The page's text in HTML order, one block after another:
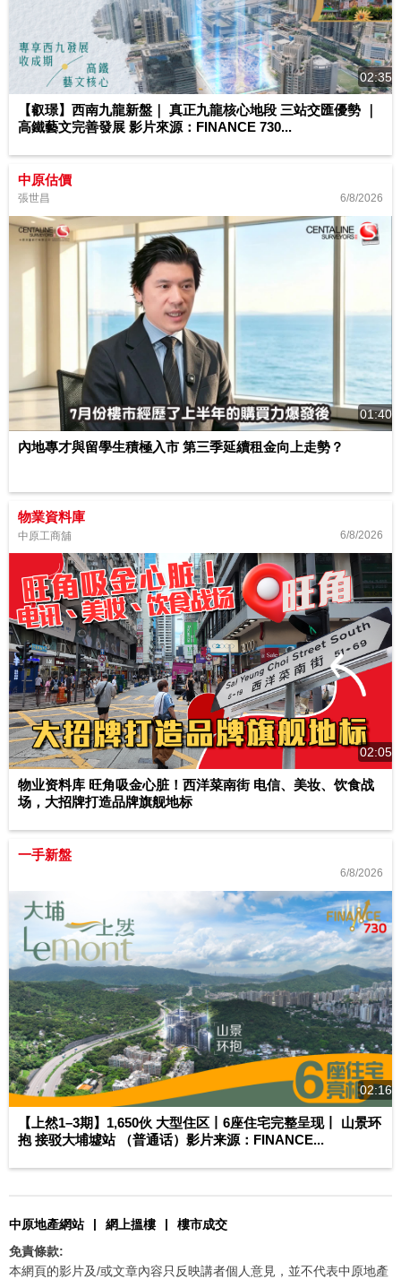
02:35
【叡璟】西南九龍新盤｜ 真正九龍核心地段 三站交匯優勢 ｜
高鐵藝文完善發展 影片來源：FINANCE 730...
中原估價
張世昌 6/8/2026
01:40
內地專才與留學生積極入市 第三季延續租金向上走勢？
物業資料庫
中原工商舖 6/8/2026
02:05
物业资料库 旺角吸金心脏！西洋菜南街 电信、美妆、饮食战
场，大招牌打造品牌旗舰地标
一手新盤
6/8/2026
02:16
【上然1–3期】1,650伙 大型住区丨6座住宅完整呈现丨 山景环
抱 接驳大埔墟站 （普通话）影片来源：FINANCE...
中原地產網站 | 網上搵樓 |
樓市成交
免責條款:
本網頁的影片及/或文章內容只反映講者個人意見，並不代表中原地產